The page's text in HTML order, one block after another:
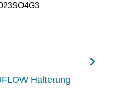
Halterung